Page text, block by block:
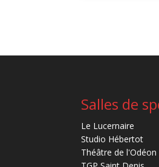
Salles de
Le Lucernaire
Studio Hébertot
Théâtre de l'Odéon